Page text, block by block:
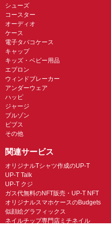
シューズ
コースター
オーディオ
ケース
電子タバコケース
キャップ
キッズ・ベビー用品
エプロン
ウィンドブレーカー
アンダーウェア
ハッピ
ジャージ
ブルゾン
ビブス
その他
関連サービス
オリジナルTシャツ作成のUP-T
UP-T Talk
UP-T クジ
ガス代無料のNFT販売・UP-T NFT
オリジナルスマホケースのBudgets
似顔絵グラフィックス
ネイルチップ専門店ミチネイル